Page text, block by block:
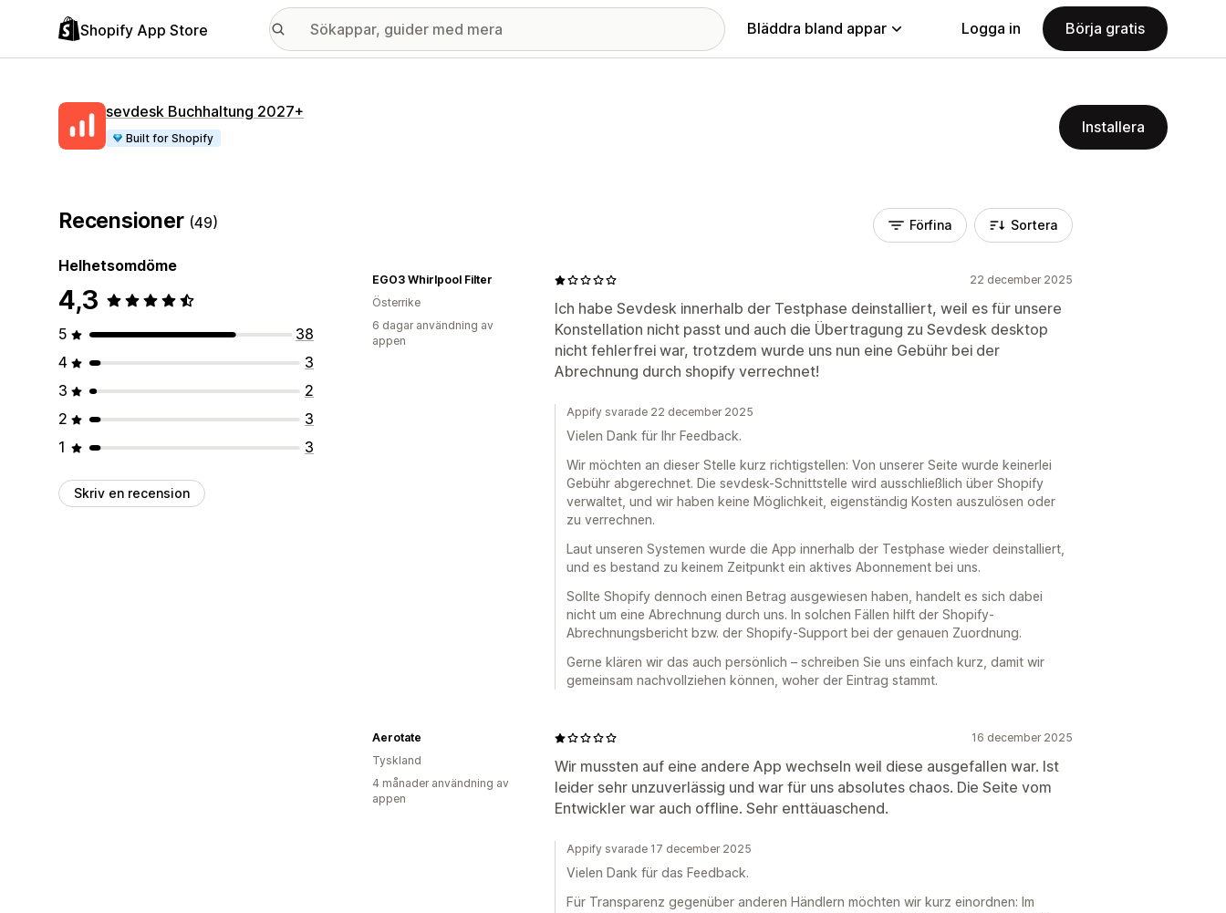
Shopify App Store Bläddra bland appar Logga in Börja gratis
sevdesk Buchhaltung 2027+
Built for Shopify
Installera
Recensioner (49)
Helhetsomdöme
4,3
5
38
4
3
3
2
2
3
1
3
Skriv en recension
Förfina Sortera
22 december 2025
Ich habe Sevdesk innerhalb der Testphase deinstalliert, weil es für unsere
Konstellation nicht passt und auch die Übertragung zu Sevdesk desktop
nicht fehlerfrei war, trotzdem wurde uns nun eine Gebühr bei der
Abrechnung durch shopify verrechnet!
EGO3 Whirlpool Filter
Österrike
6 dagar användning av
appen
Appify svarade 22 december 2025
Vielen Dank für Ihr Feedback.
Wir möchten an dieser Stelle kurz richtigstellen: Von unserer Seite wurde keinerlei
Gebühr abgerechnet. Die sevdesk-Schnittstelle wird ausschließlich über Shopify
verwaltet, und wir haben keine Möglichkeit, eigenständig Kosten auszulösen oder
zu verrechnen.
Laut unseren Systemen wurde die App innerhalb der Testphase wieder deinstalliert,
und es bestand zu keinem Zeitpunkt ein aktives Abonnement bei uns.
Sollte Shopify dennoch einen Betrag ausgewiesen haben, handelt es sich dabei
nicht um eine Abrechnung durch uns. In solchen Fällen hilft der Shopify-
Abrechnungsbericht bzw. der Shopify-Support bei der genauen Zuordnung.
Gerne klären wir das auch persönlich – schreiben Sie uns einfach kurz, damit wir
gemeinsam nachvollziehen können, woher der Eintrag stammt.
16 december 2025
Wir mussten auf eine andere App wechseln weil diese ausgefallen war. Ist
leider sehr unzuverlässig und war für uns absolutes chaos. Die Seite vom
Entwickler war auch offline. Sehr enttäuaschend.
Aerotate
Tyskland
4 månader användning av
appen
Appify svarade 17 december 2025
Vielen Dank für das Feedback.
Für Transparenz gegenüber anderen Händlern möchten wir kurz einordnen: Im